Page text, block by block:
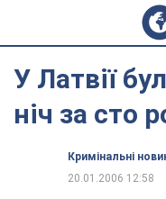
У Латвії
ніч за сто
Кримінальні
20.01.2006 12:58